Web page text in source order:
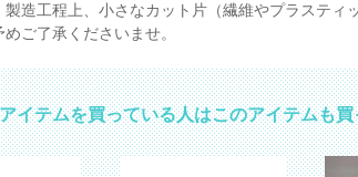
造工程上、小さなカット片（繊維やプラスティ
ご了承くださいませ。
イテムを買っている人はこのアイテムも